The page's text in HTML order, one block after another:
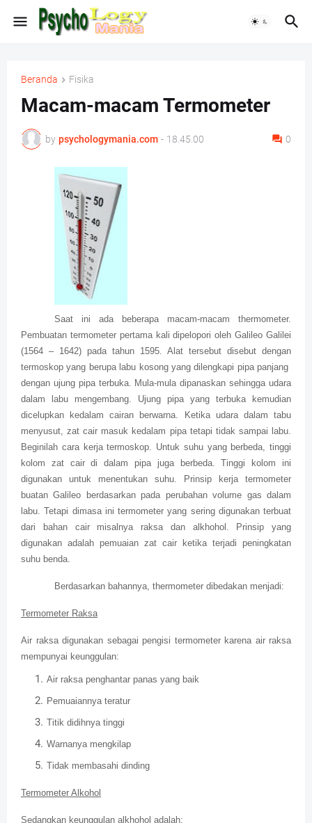
Beranda Fisika
Macam-macam Termometer
by psychologymania.com - 18.45.00 0
Saat ini ada beberapa macam-macam thermometer.
Pembuatan termometer pertama kali dipelopori oleh Galileo Galilei
(1564 – 1642) pada tahun 1595. Alat tersebut disebut dengan
termoskop yang berupa labu kosong yang dilengkapi pipa panjang
dengan ujung pipa terbuka. Mula-mula dipanaskan sehingga udara
dalam labu mengembang. Ujung pipa yang terbuka kemudian
dicelupkan kedalam cairan berwarna. Ketika udara dalam tabu
menyusut, zat cair masuk kedalam pipa tetapi tidak sampai labu.
Beginilah cara kerja termoskop. Untuk suhu yang berbeda, tinggi
kolom zat cair di dalam pipa juga berbeda. Tinggi kolom ini
digunakan untuk menentukan suhu. Prinsip kerja termometer
buatan Galileo berdasarkan pada perubahan volume gas dalam
labu. Tetapi dimasa ini termometer yang sering digunakan terbuat
dari bahan cair misalnya raksa dan alkhohol. Prinsip yang
digunakan adalah pemuaian zat cair ketika terjadi peningkatan
suhu benda.
Berdasarkan bahannya, thermometer dibedakan menjadi:
Termometer Raksa
Air raksa digunakan sebagai pengisi termometer karena air raksa
mempunyai keunggulan:
Air raksa penghantar panas yang baik
Pemuaiannya teratur
Titik didihnya tinggi
Warnanya mengkilap
Tidak membasahi dinding
Termometer Alkohol
Sedangkan keunggulan alkhohol adalah: